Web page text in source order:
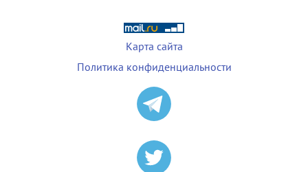
Карта сайта
Политика конфиденциальности